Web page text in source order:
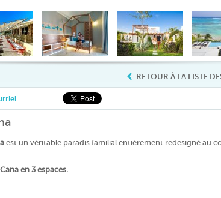
RETOUR À LA LISTE
est un véritable paradis familial entièrement redesigné au
en 3 espaces.